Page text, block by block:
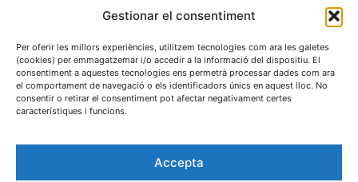
Gestionar el consentiment
Per oferir les millors experiències, utilitzem tecnologies com ara les galetes
(cookies) per emmagatzemar i/o accedir a la informació del dispositiu. El
consentiment a aquestes tecnologies ens permetrà processar dades com ara
el comportament de navegació o els identificadors únics en aquest lloc. No
consentir o retirar el consentiment pot afectar negativament certes
característiques i funcions.
Accepta
C. Sant Josep, 1
Cookies
Protecció de dades